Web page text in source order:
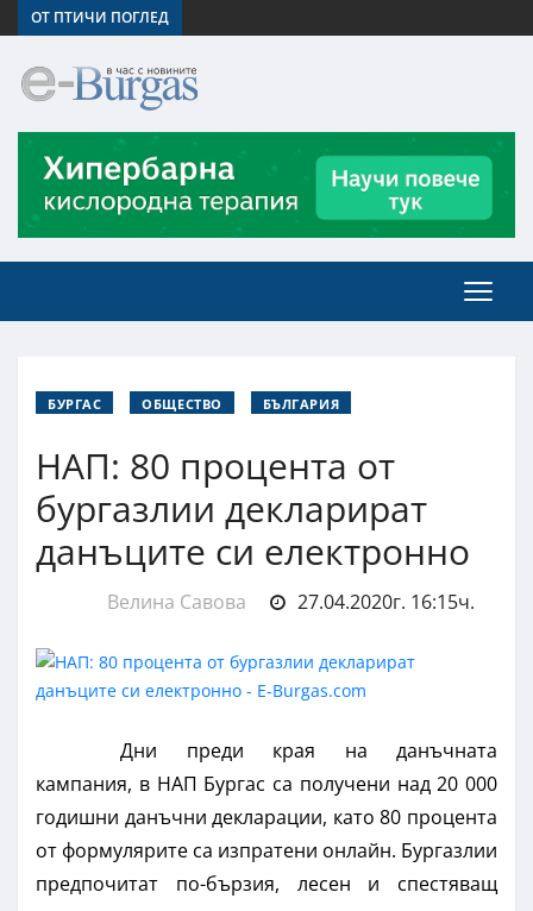
ОТ ПТИЧИ ПОГЛЕД
БУРГАС ОБЩЕСТВО БЪЛГАРИЯ
НАП: 80 процента от
бургазлии декларират
данъците си електронно
Велина Савова 27.04.2020г. 16:15ч.
Дни преди края на данъчната
кампания, в НАП Бургас са получени над 20 000
годишни данъчни декларации, като 80 процента
от формулярите са изпратени онлайн. Бургазлии
предпочитат по-бързия, лесен и спестяващ